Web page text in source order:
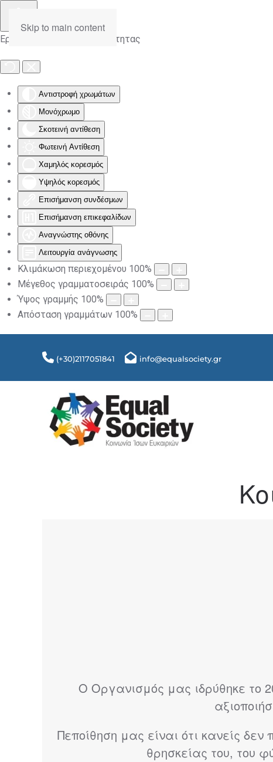
Εργαλειοθήκη Προσβασιμότητας
Αντιστροφή χρωμάτων
Μονόχρωμο
Σκοτεινή αντίθεση
Φωτεινή Αντίθεση
Χαμηλός κορεσμός
Υψηλός κορεσμός
Επισήμανση συνδέσμων
Επισήμανση επικεφαλίδων
Αναγνώστης οθόνης
Λειτουργία ανάγνωσης
Κλιμάκωση περιεχομένου 100%
Μέγεθος γραμματοσειράς 100%
Ύψος γραμμής 100%
Απόσταση γραμμάτων 100%
Skip to main content
(+30)2117051841 info@equalsociety.gr
Ο Οργανισμός μας ιδρύθηκε το
Πεποίθηση μας είναι ότι κανείς
θρησκείας του, του